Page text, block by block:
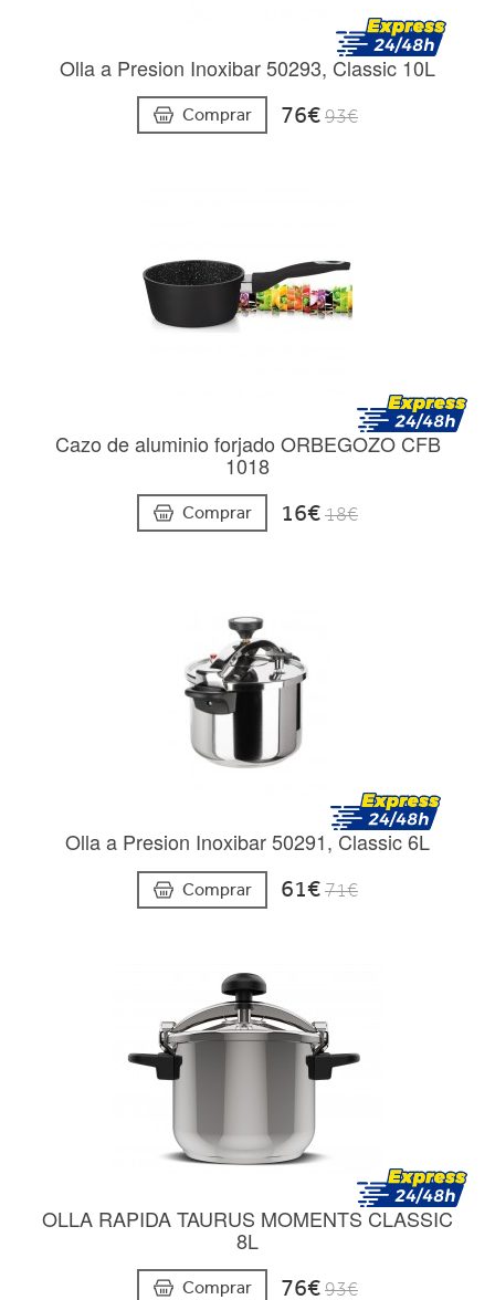
Olla a Presion Inoxibar 50293, Classic 10L
Comprar 76€93€
Cazo de aluminio forjado ORBEGOZO CFB
1018
Comprar 16€18€
Olla a Presion Inoxibar 50291, Classic 6L
Comprar 61€71€
OLLA RAPIDA TAURUS MOMENTS CLASSIC
8L
Comprar 76€93€